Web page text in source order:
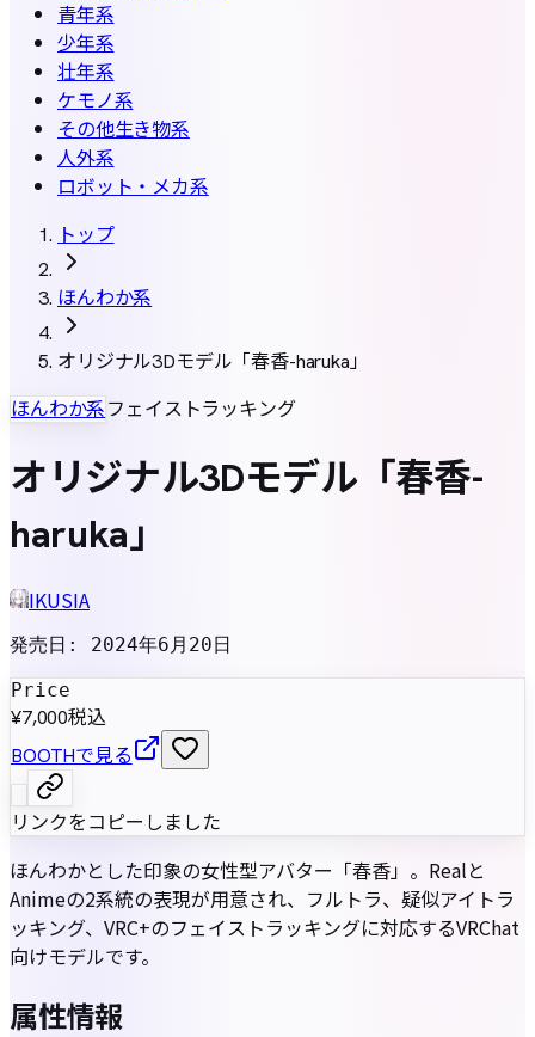
青年系
少年系
壮年系
ケモノ系
その他生き物系
人外系
ロボット・メカ系
トップ
ほんわか系
オリジナル3Dモデル「春香-haruka」
ほんわか系フェイストラッキング
オリジナル3Dモデル「春香-
haruka」
IKUSIA
発売日 :
2024年6月20日
Price
¥7,000税込
BOOTHで見る
リンクをコピーしました
ほんわかとした印象の女性型アバター「春香」。Realと
Animeの2系統の表現が用意され、フルトラ、疑似アイトラ
ッキング、VRC+のフェイストラッキングに対応するVRChat
向けモデルです。
属性情報